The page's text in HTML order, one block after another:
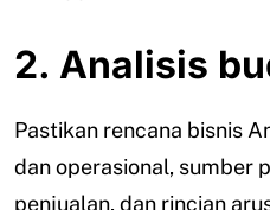
2. Analisis
Pastikan rencana bisnis
dan operasional, sumber
penjualan, dan rincian